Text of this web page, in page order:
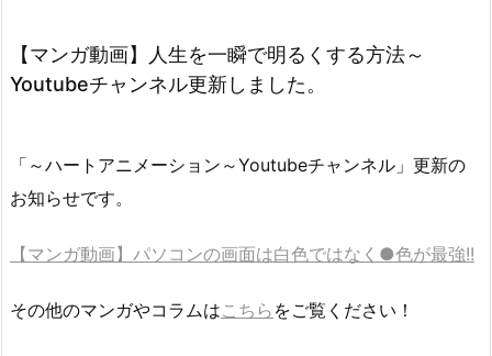
【マンガ動画】人生を一瞬で明るくする方法～
Youtubeチャンネル更新しました。
「～ハートアニメーション～Youtubeチャンネル」更新の
お知らせです。
【マンガ動画】パソコンの画面は白色ではなく●色が最強!!
その他のマンガやコラムはこちら をご覧ください！